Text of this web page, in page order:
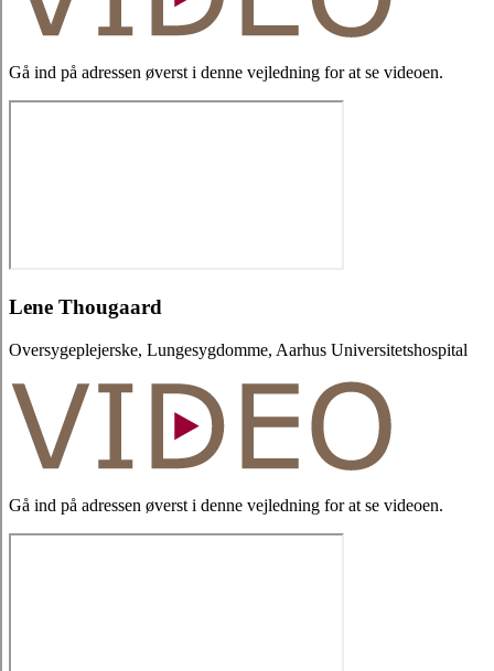
Gå ind på adressen øverst i denne vejledning for at se videoen.
Lene Thougaard
Oversygeplejerske, Lungesygdomme, Aarhus Universitetshospital
Gå ind på adressen øverst i denne vejledning for at se videoen.